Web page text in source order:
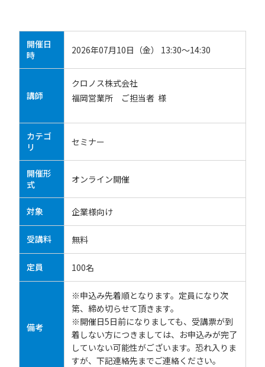
開催日
時
2026年07月10日（金） 13:30～14:30
講師
クロノス株式会社
福岡営業所 ご担当者 様
カテゴ
リ
セミナー
開催形
式
オンライン開催
対象 企業様向け
受講料 無料
定員 100名
備考
※申込み先着順となります。定員になり次
第、締め切らせて頂きます。
※開催日5日前になりましても、受講票が到
着しない方につきましては、お申込みが完了
していない可能性がございます。恐れ入りま
すが、下記連絡先までご連絡ください。